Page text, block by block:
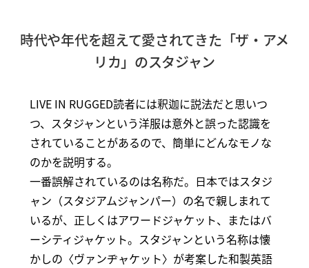
時代や年代を超えて愛されてきた「ザ・アメ
リカ」のスタジャン
LIVE IN RUGGED読者には釈迦に説法だと思いつ
つ、スタジャンという洋服は意外と誤った認識を
されていることがあるので、簡単にどんなモノな
のかを説明する。
一番誤解されているのは名称だ。日本ではスタジ
ャン（スタジアムジャンパー）の名で親しまれて
いるが、正しくはアワードジャケット、またはバ
ーシティジャケット。スタジャンという名称は懐
かしの〈ヴァンヂャケット〉が考案した和製英語